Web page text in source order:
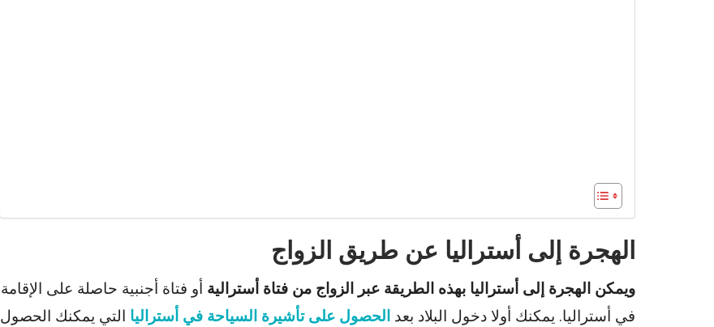
الهجرة إلى أستراليا عن طريق الزواج
ويمكن الهجرة إلى أستراليا بهذه الطريقة عبر الزواج من فتاة أسترالية أو فتاة أجنبية حاصلة على الإقامة
في أستراليا. يمكنك أولا دخول البلاد بعد الحصول على تأشيرة السياحة في أستراليا التي يمكنك الحصول